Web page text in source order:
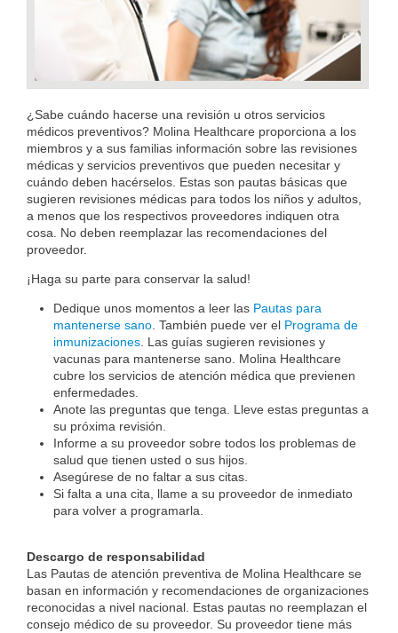
¿Sabe cuándo hacerse una revisión u otros servicios
médicos preventivos? Molina Healthcare proporciona a los
miembros y a sus familias información sobre las revisiones
médicas y servicios preventivos que pueden necesitar y
cuándo deben hacérselos. Estas son pautas básicas que
sugieren revisiones médicas para todos los niños y adultos,
a menos que los respectivos proveedores indiquen otra
cosa. No deben reemplazar las recomendaciones del
proveedor.
¡Haga su parte para conservar la salud!
Dedique unos momentos a leer las Pautas para
mantenerse sano. También puede ver el Programa de
inmunizaciones. Las guías sugieren revisiones y
vacunas para mantenerse sano. Molina Healthcare
cubre los servicios de atención médica que previenen
enfermedades.
Anote las preguntas que tenga. Lleve estas preguntas a
su próxima revisión.
Informe a su proveedor sobre todos los problemas de
salud que tienen usted o sus hijos.
Asegúrese de no faltar a sus citas.
Si falta a una cita, llame a su proveedor de inmediato
para volver a programarla.
Descargo de responsabilidad
Las Pautas de atención preventiva de Molina Healthcare se
basan en información y recomendaciones de organizaciones
reconocidas a nivel nacional. Estas pautas no reemplazan el
consejo médico de su proveedor. Su proveedor tiene más